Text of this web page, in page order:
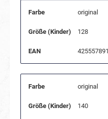
Farbe original
Größe (Kinder) 128
EAN
Farbe original
Größe (Kinder) 140